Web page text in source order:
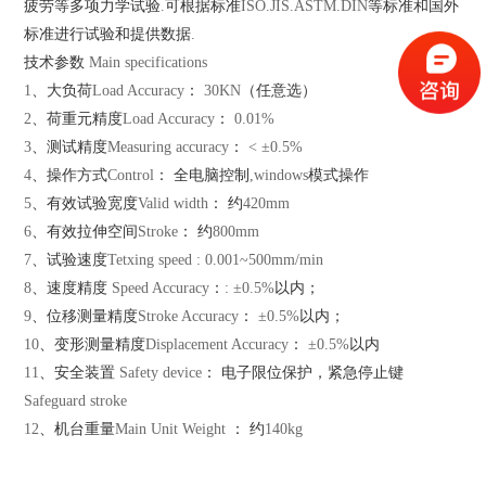
疲劳等多项力学试验.可根据标准ISO.JIS.ASTM.DIN等标准和国外
标准进行试验和提供数据.
技术参数 Main specifications
1、大负荷Load Accuracy ： 30KN （任意选）
2、荷重元精度Load Accuracy ：
0.01%
3、测试精度Measuring accuracy ：
< ±0.5%
4、操作方式Control ： 全电脑控制 ,windows模式操作
5、有效试验宽度Valid width ： 约420mm
6、有效拉伸空间 Stroke ： 约800mm
7、试验速度Tetxing speed : 0.001~500mm/min
8、速度精度 Speed Accuracy ： : ±0.5%以内；
9、位移测量精度Stroke Accuracy ： ±0.5%以内；
10、变形测量精度Displacement Accuracy ： ±0.5%以内
11、安全装置 Safety device ： 电子限位保护，紧急停止键
Safeguard stroke
12、机台重量Main Unit Weight ： 约140kg